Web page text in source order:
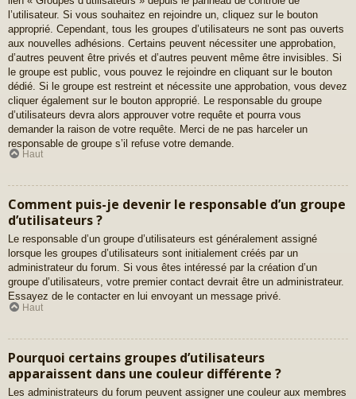
l’utilisateur. Si vous souhaitez en rejoindre un, cliquez sur le bouton
approprié. Cependant, tous les groupes d’utilisateurs ne sont pas ouverts
aux nouvelles adhésions. Certains peuvent nécessiter une approbation,
d’autres peuvent être privés et d’autres peuvent même être invisibles. Si
le groupe est public, vous pouvez le rejoindre en cliquant sur le bouton
dédié. Si le groupe est restreint et nécessite une approbation, vous devez
cliquer également sur le bouton approprié. Le responsable du groupe
d’utilisateurs devra alors approuver votre requête et pourra vous
demander la raison de votre requête. Merci de ne pas harceler un
responsable de groupe s’il refuse votre demande.
Haut
Comment puis-je devenir le responsable d’un groupe
d’utilisateurs ?
Le responsable d’un groupe d’utilisateurs est généralement assigné
lorsque les groupes d’utilisateurs sont initialement créés par un
administrateur du forum. Si vous êtes intéressé par la création d’un
groupe d’utilisateurs, votre premier contact devrait être un administrateur.
Essayez de le contacter en lui envoyant un message privé.
Haut
Pourquoi certains groupes d’utilisateurs
apparaissent dans une couleur différente ?
Les administrateurs du forum peuvent assigner une couleur aux membres